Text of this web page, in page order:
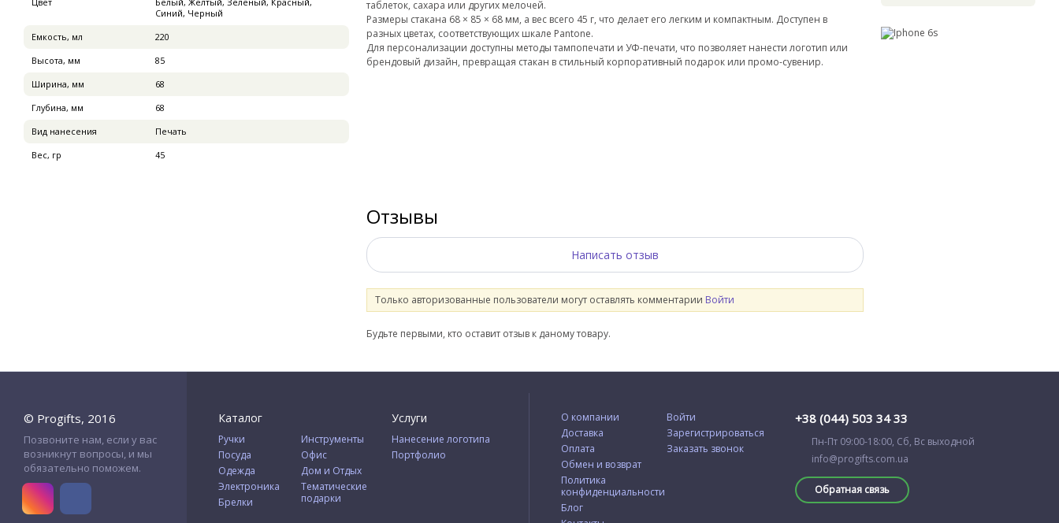
Синий, Черный
Емкость, мл
220
Высота, мм
85
Ширина, мм
68
Глубина, мм
68
Вид нанесения
Печать
Вес, гр
45
таблеток, сахара или других мелочей.
Размеры стакана 68 × 85 × 68 мм, а вес всего 45 г, что делает его легким и компактным. Доступен в
разных цветах, соответствующих шкале Pantone.
Для персонализации доступны методы тампопечати и УФ-печати, что позволяет нанести логотип или
брендовый дизайн, превращая стакан в стильный корпоративный подарок или промо-сувенир.
Отзывы
Написать отзыв
Только авторизованные пользователи могут оставлять комментарии Войти
Будьте первыми, кто оставит отзыв к даному товару.
Каталог
Ручки
Посуда
Одежда
Электроника
Брелки
Инструменты
Офис
Дом и Отдых
Тематические
подарки
Услуги
Нанесение логотипа
Портфолио
О компании
Доставка
Оплата
Обмен и возврат
Политика
конфиденциальности
Блог
Войти
Зарегистрироваться
Заказать звонок
+38 (044) 503 34 33
Пн-Пт 09:00-18:00, Сб, Вс выходной
info@progifts.com.ua
Обратная связь
© Progifts, 2016
Позвоните нам, если у вас
возникнут вопросы, и мы
обязательно поможем.